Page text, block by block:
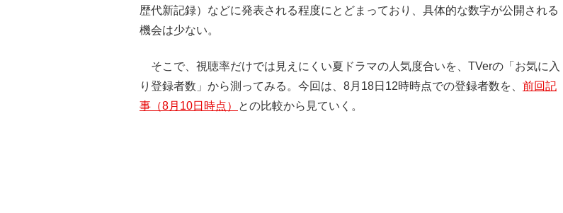
歴代新記録）などに発表される程度にとどまっており、具体的な数字が公開される
機会は少ない。
そこで、視聴率だけでは見えにくい夏ドラマの人気度合いを、TVerの「お気に入
り登録者数」から測ってみる。今回は、8月18日12時時点での登録者数を、 前回記
事（8月10日時点）
との比較から見ていく。